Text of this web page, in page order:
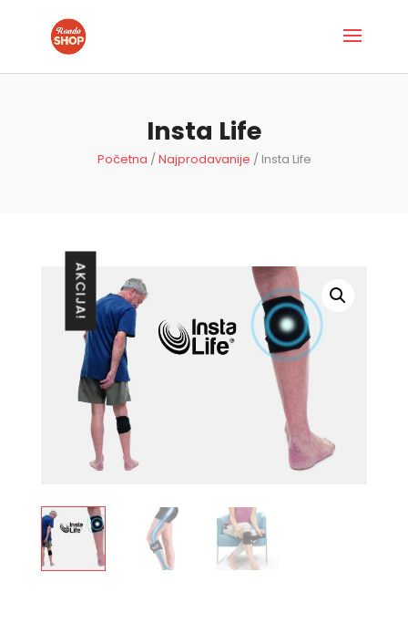
Insta Life
Početna /Najprodavanije / Insta Life
AKCIJA!